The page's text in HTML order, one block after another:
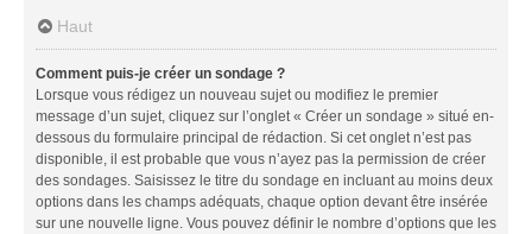
Haut
Comment puis-je créer un sondage ?
Lorsque vous rédigez un nouveau sujet ou modifiez le premier
message d’un sujet, cliquez sur l’onglet « Créer un sondage » situé en-
dessous du formulaire principal de rédaction. Si cet onglet n’est pas
disponible, il est probable que vous n’ayez pas la permission de créer
des sondages. Saisissez le titre du sondage en incluant au moins deux
options dans les champs adéquats, chaque option devant être insérée
sur une nouvelle ligne. Vous pouvez définir le nombre d’options que les